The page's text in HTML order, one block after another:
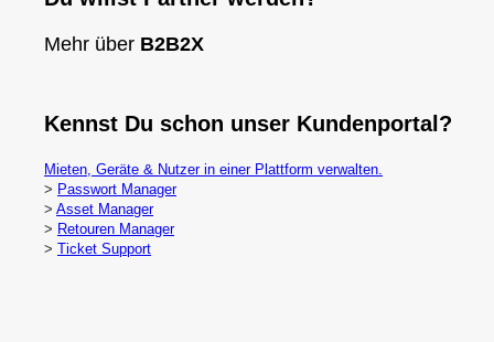
Mehr über B2B2X
Kennst Du schon unser Kundenportal?
Mieten, Geräte & Nutzer in einer Plattform verwalten.
> Passwort Manager
> Asset Manager
> Retouren Manager
> Ticket Support